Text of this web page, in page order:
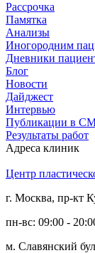
Рассрочка
Памятка
Анализы
Иногородним
Дневники
Блог
Новости
Дайджест
Интервью
Публикации в
Результаты работ
Адреса клиник
Центр
г. Москва, пр-кт
пн-вс: 09:00 -
м. Славянский